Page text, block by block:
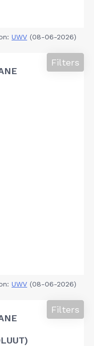
UWV (08-06-2026)
Filters
UWV (08-06-2026)
Filters